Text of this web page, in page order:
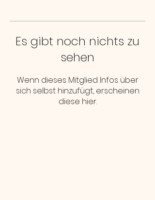
Es gibt noch nichts zu
sehen
Wenn dieses Mitglied Infos über
sich selbst hinzufügt, erscheinen
diese hier.